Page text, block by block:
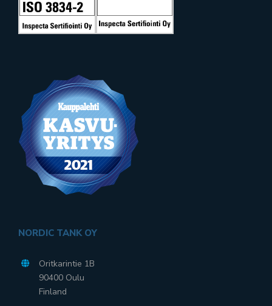
NORDIC TANK OY
Oritkarintie 1B
90400 Oulu
Finland